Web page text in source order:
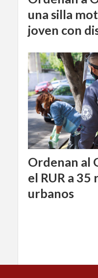
una silla
joven con
Ordenan al
el RUR a
urbanos